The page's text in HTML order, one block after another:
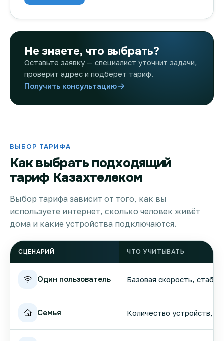
Не знаете, что выбрать?
Оставьте заявку — специалист уточнит задачи,
проверит адрес и подберёт тариф.
Получить консультацию
ВЫБОР ТАРИФА
Как выбрать подходящий
тариф Казахтелеком
Выбор тарифа зависит от того, как вы
используете интернет, сколько человек живёт
дома и какие устройства подключаются.
СЦЕНАРИЙ ЧТО УЧИТЫВАТЬ
Один пользователь Базовая скорость,
Семья Количество устройств,